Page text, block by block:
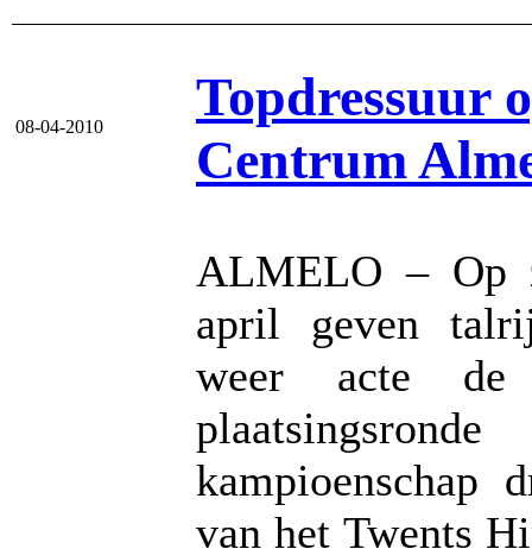
08-04-2010
Topdressuur
Centrum
ALMELO – Op
april geven
weer acte de
kampioenschap
van het Twents